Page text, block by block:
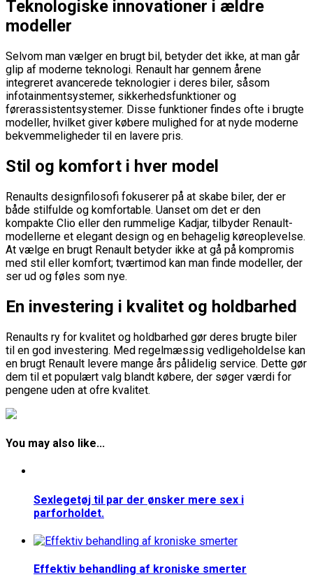
Teknologiske innovationer i ældre
modeller
Selvom man vælger en brugt bil, betyder det ikke, at man går
glip af moderne teknologi. Renault har gennem årene
integreret avancerede teknologier i deres biler, såsom
infotainmentsystemer, sikkerhedsfunktioner og
førerassistentsystemer. Disse funktioner findes ofte i brugte
modeller, hvilket giver købere mulighed for at nyde moderne
bekvemmeligheder til en lavere pris.
Stil og komfort i hver model
Renaults designfilosofi fokuserer på at skabe biler, der er
både stilfulde og komfortable. Uanset om det er den
kompakte Clio eller den rummelige Kadjar, tilbyder Renault-
modellerne et elegant design og en behagelig køreoplevelse.
At vælge en brugt Renault betyder ikke at gå på kompromis
med stil eller komfort; tværtimod kan man finde modeller, der
ser ud og føles som nye.
En investering i kvalitet og holdbarhed
Renaults ry for kvalitet og holdbarhed gør deres brugte biler
til en god investering. Med regelmæssig vedligeholdelse kan
en brugt Renault levere mange års pålidelig service. Dette gør
dem til et populært valg blandt købere, der søger værdi for
pengene uden at ofre kvalitet.
You may also like...
Sexlegetøj til par der ønsker mere sex i
parforholdet.
Effektiv behandling af kroniske smerter